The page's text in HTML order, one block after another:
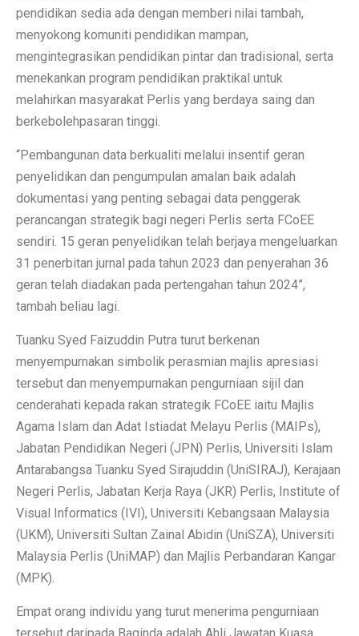
pendidikan sedia ada dengan memberi nilai tambah,
menyokong komuniti pendidikan mampan,
mengintegrasikan pendidikan pintar dan tradisional, serta
menekankan program pendidikan praktikal untuk
melahirkan masyarakat Perlis yang berdaya saing dan
berkebolehpasaran tinggi.
“Pembangunan data berkualiti melalui insentif geran
penyelidikan dan pengumpulan amalan baik adalah
dokumentasi yang penting sebagai data penggerak
perancangan strategik bagi negeri Perlis serta FCoEE
sendiri. 15 geran penyelidikan telah berjaya mengeluarkan
31 penerbitan jurnal pada tahun 2023 dan penyerahan 36
geran telah diadakan pada pertengahan tahun 2024”,
tambah beliau lagi.
Tuanku Syed Faizuddin Putra turut berkenan
menyempurnakan simbolik perasmian majlis apresiasi
tersebut dan menyempurnakan pengurniaan sijil dan
cenderahati kepada rakan strategik FCoEE iaitu Majlis
Agama Islam dan Adat Istiadat Melayu Perlis (MAIPs),
Jabatan Pendidikan Negeri (JPN) Perlis, Universiti Islam
Antarabangsa Tuanku Syed Sirajuddin (UniSIRAJ), Kerajaan
Negeri Perlis, Jabatan Kerja Raya (JKR) Perlis, Institute of
Visual Informatics (IVI), Universiti Kebangsaan Malaysia
(UKM), Universiti Sultan Zainal Abidin (UniSZA), Universiti
Malaysia Perlis (UniMAP) dan Majlis Perbandaran Kangar
(MPK).
Empat orang individu yang turut menerima pengurniaan